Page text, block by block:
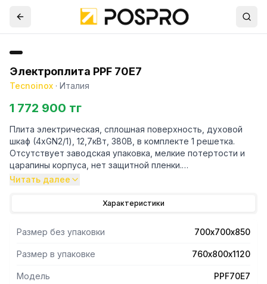
Электроплита PPF 70E7
Tecnoinox · Италия
1 772 900 тг
Плита электрическая, сплошная поверхность, духовой
шкаф (4хGN2/1), 12,7кВт, 380В, в комплекте 1 решетка.
Отсутствует заводская упаковка, мелкие потертости и
царапины корпуса, нет защитной пленки.
Читать далее
Характеристики
Размер без упаковки 700х700х850
Размер в упаковке 760х800х1120
Модель PPF70E7